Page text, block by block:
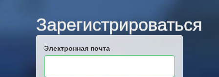
Зарегистрироваться
Электронная почта